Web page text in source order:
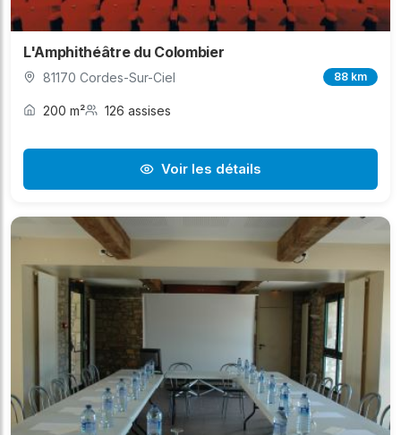
L'Amphithéâtre du Colombier
81170 Cordes-Sur-Ciel 88 km
200 m² 126 assises
Voir les détails